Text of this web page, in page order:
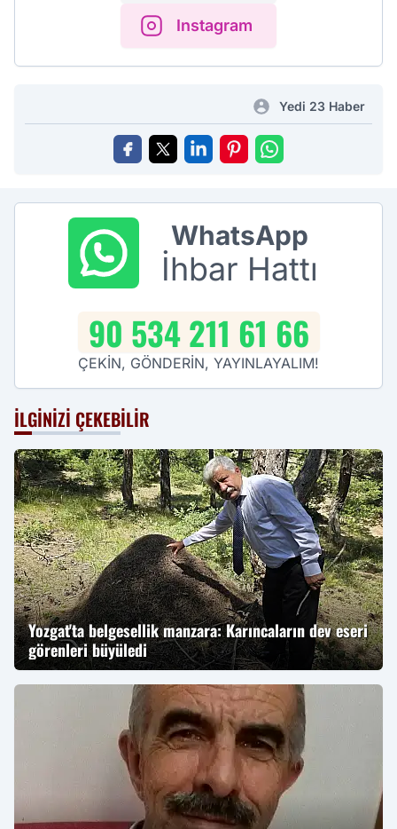
Instagram
Yedi 23 Haber
WhatsApp
İhbar Hattı
90 534 211 61 66
ÇEKİN, GÖNDERİN, YAYINLAYALIM!
İLGINIZI ÇEKEBILIR
Yozgat'ta belgesellik manzara: Karıncaların dev eseri
görenleri büyüledi